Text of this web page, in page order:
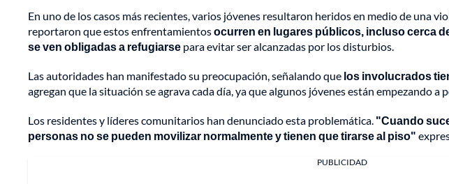
En uno de los casos más recientes, varios jóvenes resultaron heridos en medio de una
reportaron que estos enfrentamientosocurren en lugares públicos, incluso cerca
se ven obligadas a refugiarse para evitar ser alcanzadas por los disturbios.
Las autoridades han manifestado su preocupación, señalando que los involucrados
agregan que la situación se agrava cada día, ya que algunos jóvenes están empezando a
Los residentes y líderes comunitarios han denunciado esta problemática. "Cuando
personas no se pueden movilizar normalmente y tienen que tirarse al piso"
PUBLICIDAD